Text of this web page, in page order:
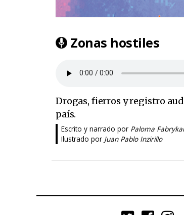
Zonas hostiles
Drogas, fierros y registro
país.
Escrito y narrado por Paloma
Ilustrado por Juan Pablo Inzirillo